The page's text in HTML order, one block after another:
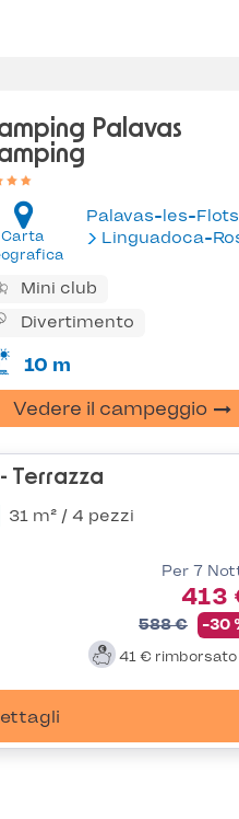
Palavas
Carta
Palavas-les-Flots
Linguadoca-
Mini club
Divertimento
10 m
Vedere il campeggio
Terrazza
31 m² / 4 pezzi
Per 7
413
588 € -30
41 € rimborsato